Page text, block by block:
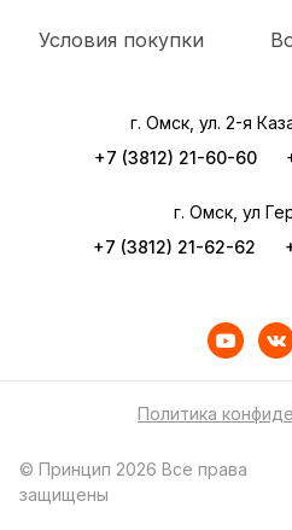
Условия покупки
г. Омск, ул. 2-я
+7 (3812) 21-60-60
г. Омск, ул
+7 (3812) 21-62-62
Политика
© Принцип 2026 Все права
защищены